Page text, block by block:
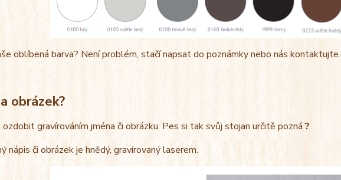
oblíbená barva? Není problém, stačí napsat do poznámky nebo nás kontaktujte.
obrázek?
gravírováním jména či obrázku. Pes si tak svůj stojan určitě pozná?
nápis či obrázek je hnědý, gravírovaný laserem.